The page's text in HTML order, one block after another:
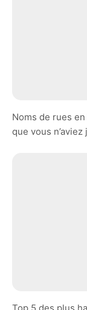
Noms de rues
que vous